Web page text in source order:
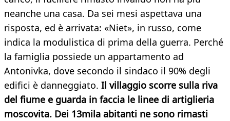
neanche una casa. Da sei mesi aspettava una
risposta, ed è arrivata: «Niet», in russo, come
indica la modulistica di prima della guerra. Perché
la famiglia possiede un appartamento ad
Antonivka, dove secondo il sindaco il 90% degli
edifici è danneggiato. Il villaggio scorre sulla riva
del fiume e guarda in faccia le linee di artiglieria
moscovita. Dei 13mila abitanti ne sono rimasti